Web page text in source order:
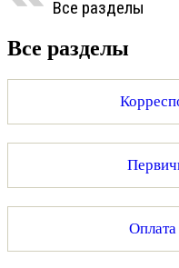
Все разделы
Все разделы
Оплата